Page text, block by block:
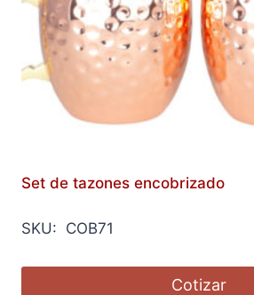
Set de tazones encobrizado
SKU: COB71
Cotizar